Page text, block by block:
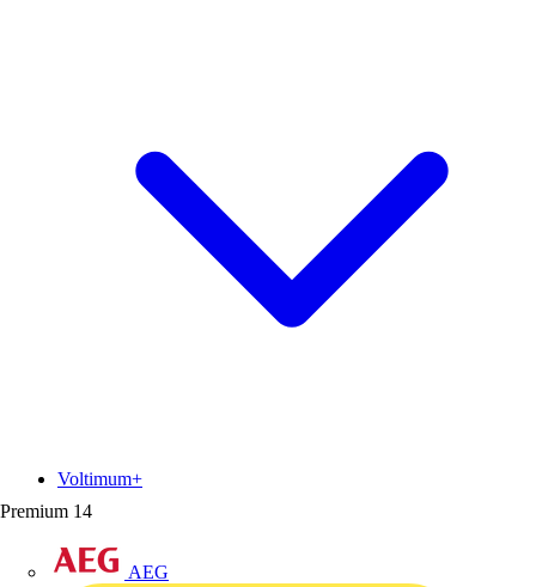
Premium 14
AEG
Voltimum+